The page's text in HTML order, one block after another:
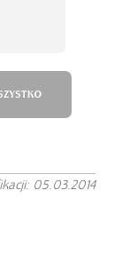
05.03.2014